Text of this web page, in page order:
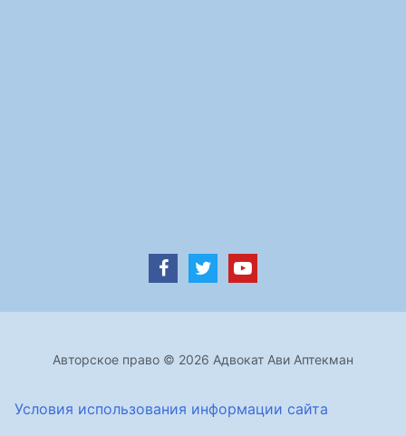
Авторское право © 2026 Адвокат Ави Аптекман
Условия использования информации сайта